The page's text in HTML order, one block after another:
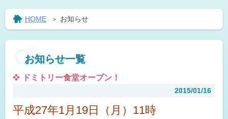
HOME お知らせ
お知らせ一覧
ドミトリー食堂オープン！
2015/01/16
平成27年1月19日（月）11時